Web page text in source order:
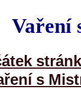
Vaření
s